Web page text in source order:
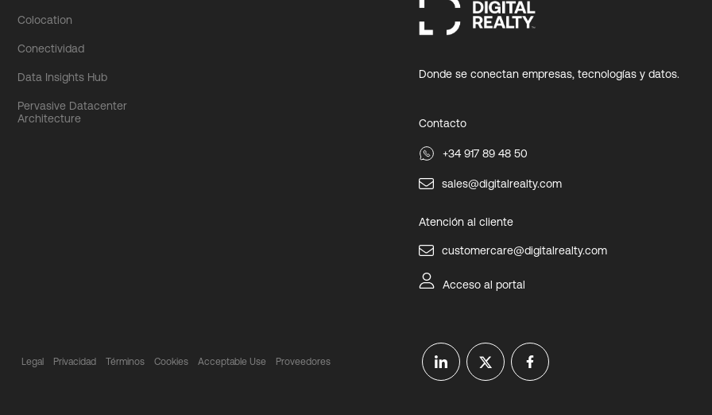
Colocation
Conectividad
Data Insights Hub
Pervasive Datacenter
Architecture
Donde se conectan empresas, tecnologías y datos.
Contacto
+34 917 89 48 50
sales@digitalrealty.com
Atención al cliente
customercare@digitalrealty.com
Acceso al portal
Legal Privacidad Términos Cookies Acceptable Use Proveedores